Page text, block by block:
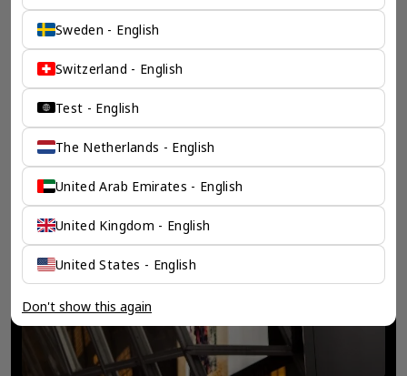
Sweden - English
Switzerland - English
Test - English
The Netherlands - English
United Arab Emirates - English
United Kingdom - English
United States - English
Don't show this again